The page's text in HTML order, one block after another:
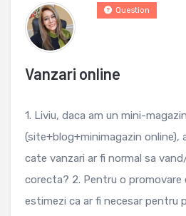
Vanzari online
Question
1. Liviu, daca am un mini-magazin
(site+blog+minimagazin online),
cate vanzari ar fi normal sa
corecta? 2. Pentru o
estimezi ca ar fi necesar pentru